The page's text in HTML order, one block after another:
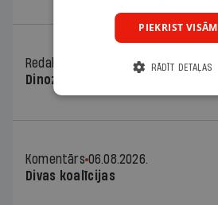
Redaktores sleja
06.08.2026.
Dinozaura triks
Komentārs 06.08.2026.
Divas koalīcijas
PIEKRIST VISĀM
RĀDĪT DETAĻAS